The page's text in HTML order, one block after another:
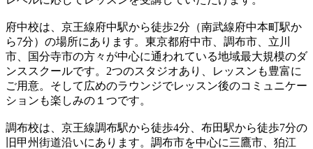
府中校は、京王線府中駅から徒歩2分（南武線府中本町駅か
ら7分）の場所にあります。東京都府中市、調布市、立川
市、国分寺市の方々が中心に通われている地域最大規模のダ
ンススクールです。2つのスタジオあり、レッスンも豊富に
ご用意。そして広めのラウンジでレッスン後のコミュニケー
ションも楽しみの１つです。
調布校は、京王線調布駅から徒歩4分、布田駅から徒歩7分の
旧甲州街道沿いにあります。調布市を中心に三鷹市、狛江